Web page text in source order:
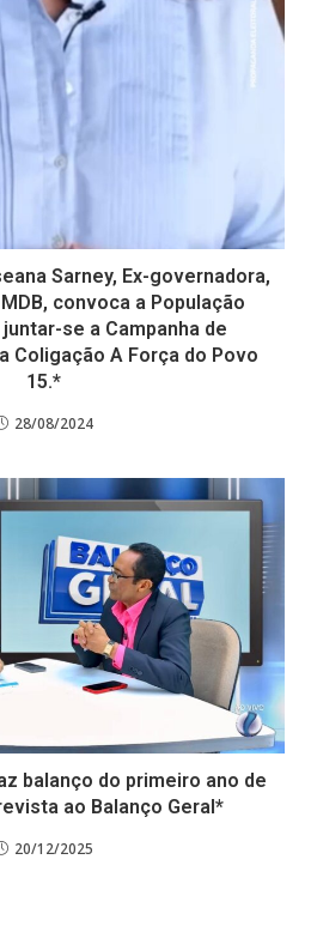
Sarney, Ex-governadora,
convoca a População
se a Campanha de
Coligação A Força do Povo
15.*
28/08/2024
balanço do primeiro ano de
ao Balanço Geral*
20/12/2025